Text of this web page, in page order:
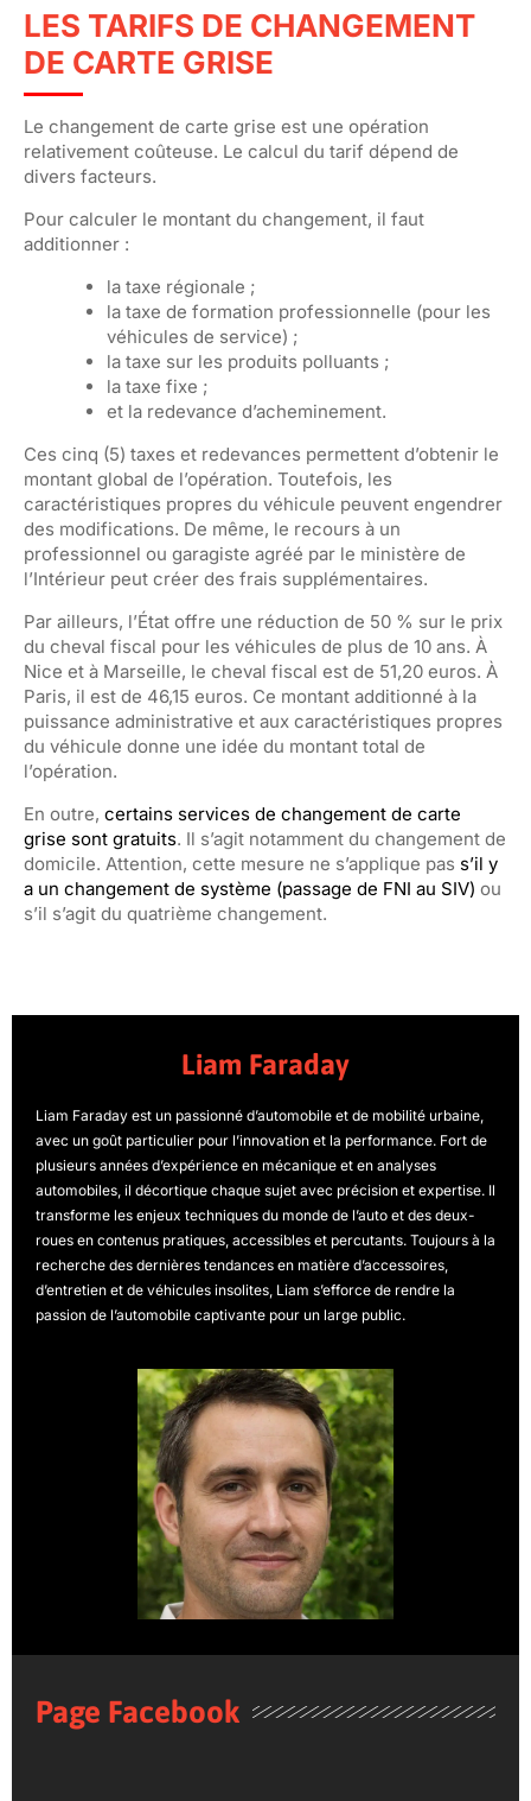
LES TARIFS DE CHANGEMENT
DE CARTE GRISE
Le changement de carte grise est une opération
relativement coûteuse. Le calcul du tarif dépend de
divers facteurs.
Pour calculer le montant du changement, il faut
additionner :
la taxe régionale ;
la taxe de formation professionnelle (pour les
véhicules de service) ;
la taxe sur les produits polluants ;
la taxe fixe ;
et la redevance d’acheminement.
Ces cinq (5) taxes et redevances permettent d’obtenir le
montant global de l’opération. Toutefois, les
caractéristiques propres du véhicule peuvent engendrer
des modifications. De même, le recours à un
professionnel ou garagiste agréé par le ministère de
l’Intérieur peut créer des frais supplémentaires.
Par ailleurs, l’État offre une réduction de 50 % sur le prix
du cheval fiscal pour les véhicules de plus de 10 ans. À
Nice et à Marseille, le cheval fiscal est de 51,20 euros. À
Paris, il est de 46,15 euros. Ce montant additionné à la
puissance administrative et aux caractéristiques propres
du véhicule donne une idée du montant total de
l’opération.
En outre, certains services de changement de carte
grise sont gratuits. Il s’agit notamment du changement de
domicile. Attention, cette mesure ne s’applique pas s’il y
a un changement de système (passage de FNI au SIV) ou
s’il s’agit du quatrième changement.
Liam Faraday
Liam Faraday est un passionné d’automobile et de mobilité urbaine,
avec un goût particulier pour l’innovation et la performance. Fort de
plusieurs années d’expérience en mécanique et en analyses
automobiles, il décortique chaque sujet avec précision et expertise. Il
transforme les enjeux techniques du monde de l’auto et des deux-
roues en contenus pratiques, accessibles et percutants. Toujours à la
recherche des dernières tendances en matière d’accessoires,
d’entretien et de véhicules insolites, Liam s’efforce de rendre la
passion de l’automobile captivante pour un large public.
Page Facebook